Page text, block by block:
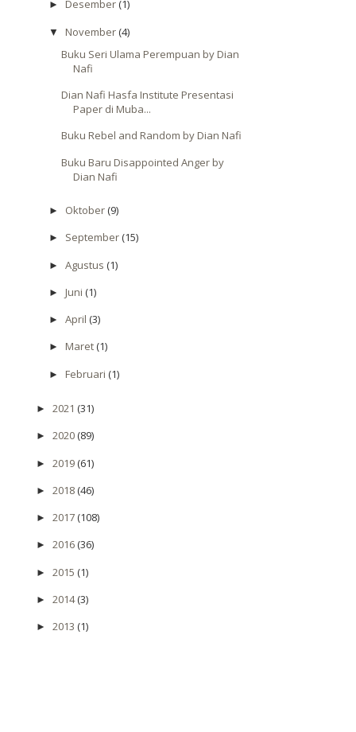
► Desember(1)
▼ November(4)
Buku Seri Ulama Perempuan by Dian
Nafi
Dian Nafi Hasfa Institute Presentasi
Paper di Muba...
Buku Rebel and Random by Dian Nafi
Buku Baru Disappointed Anger by
Dian Nafi
► Oktober(9)
► September(15)
► Agustus (1)
► Juni (1)
► April (3)
► Maret(1)
► Februari (1)
► 2021 (31)
► 2020(89)
► 2019(61)
► 2018(46)
► 2017(108)
► 2016(36)
► 2015 (1)
► 2014(3)
► 2013 (1)